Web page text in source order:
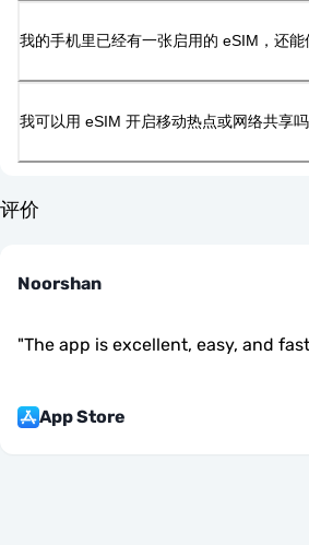
我的手机里已经有一张启用的 eSIM，还能
我可以用 eSIM 开启移动热点或网络共享吗
评价
Noorshan
"The app is excellent, easy, and
App Store